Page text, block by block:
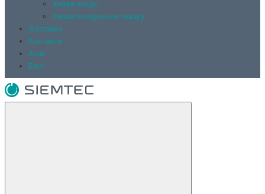
Умови згоди
Умови повернення товару
Доставка
Контакти
Акції
Блог